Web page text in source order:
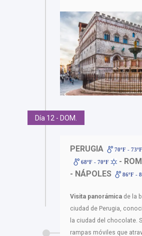
Día 12 - DOM.
PERUGIA 70ºF -
68ºF - 70ºF -
- NÁPOLES 86ºF -
Visita panorámica de la
ciudad de Perugia,
la ciudad del chocolate.
rampas móviles que